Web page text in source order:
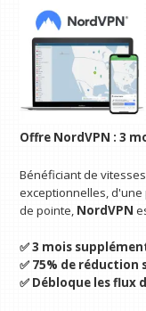
Offre NordVPN : 3
Bénéficiant de
exceptionnelles,
de pointe, NordVPN
✅ 3 mois
✅ 75% de réduction
✅ Débloque les